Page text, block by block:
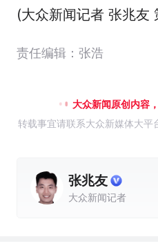
(大众新闻记者 张兆友
责任编辑：张浩
大众新闻原创内容
转载事宜请联系大众新媒体大
张兆友
大众新闻记者